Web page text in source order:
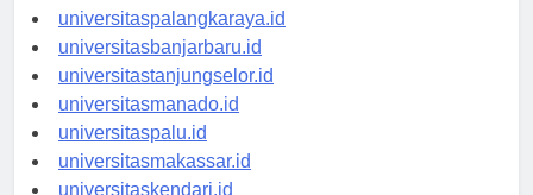
universitaspontianak.id
universitaspalangkaraya.id
universitasbanjarbaru.id
universitastanjungselor.id
universitasmanado.id
universitaspalu.id
universitasmakassar.id